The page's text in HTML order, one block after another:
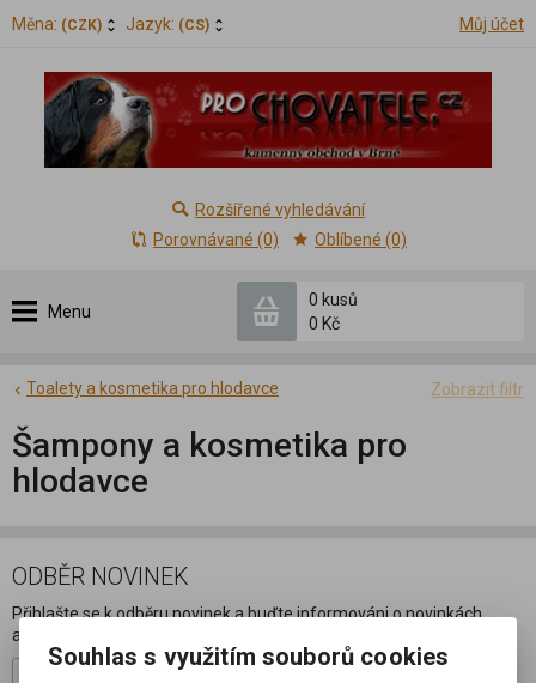
Měna: (CZK) Jazyk: (CS) Můj účet
Menu
0 kusů
0 Kč
Rozšířené vyhledávání
Porovnávané (0)
Oblíbené (0)
Zobrazit filtr
Toalety a kosmetika pro hlodavce
Šampony a kosmetika pro
hlodavce
ODBĚR NOVINEK
Přihlašte se k odběru novinek a buďte informováni o novinkách,
akcích a soutěžích.
Souhlas s využitím souborů cookies